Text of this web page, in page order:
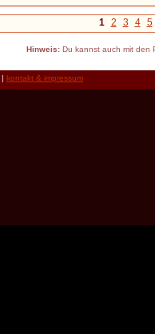
1 2 3 4 5
Hinweis:Du kannst auch mit den
kontakt & impressum